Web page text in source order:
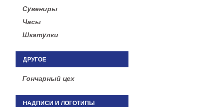
Сувениры
Часы
Шкатулки
ДРУГОЕ
Гончарный цех
НАДПИСИ И ЛОГОТИПЫ